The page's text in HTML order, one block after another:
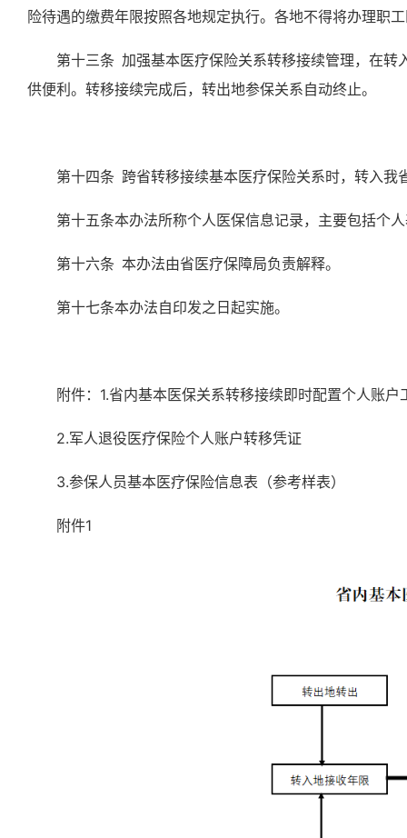
险待遇的缴费年限按照各地规定执行。各地不得将办理职
第十三条 加强基本医疗保险关系转移接续管理，在
供便利。转移接续完成后，转出地参保关系自动终止。
第十四条 跨省转移接续基本医疗保险关系时，转入
第十五条本办法所称个人医保信息记录，主要包括个
第十六条 本办法由省医疗保障局负责解释。
第十七条本办法自印发之日起实施。
附件： 1.省内基本医保关系转移接续即时配置个人账户
2.军人退役医疗保险个人账户转移凭证
3.参保人员基本医疗保险信息表（参考样表）
附件1